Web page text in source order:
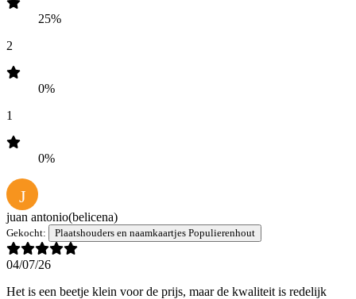
25%
2
0%
1
0%
J
juan antonio(belicena)
Gekocht: Plaatshouders en naamkaartjes Populierenhout
04/07/26
Het is een beetje klein voor de prijs, maar de kwaliteit is redelijk